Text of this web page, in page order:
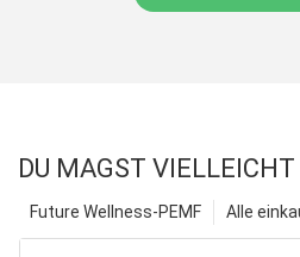
DU MAGST VIELLEICHT
Alle
Future Wellness-PEMF